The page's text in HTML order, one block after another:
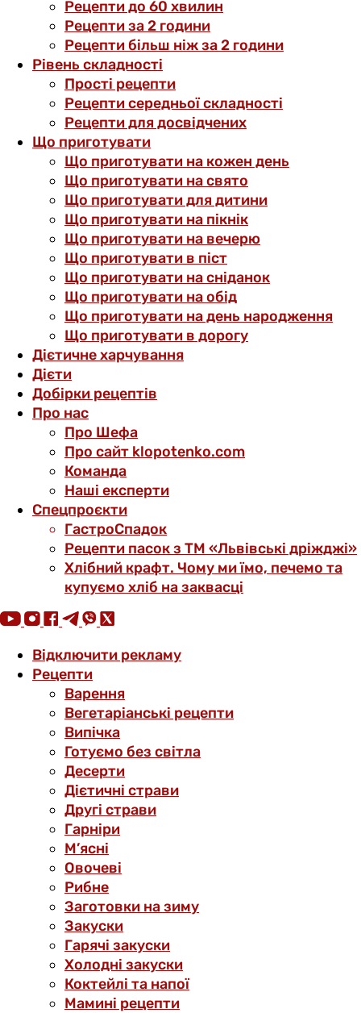
Рецепти до 60 хвилин
Рецепти за 2 години
Рецепти більш ніж за 2 години
Рівень складності
Прості рецепти
Рецепти середньої складності
Рецепти для досвідчених
Що приготувати
Що приготувати на кожен день
Що приготувати на свято
Що приготувати для дитини
Що приготувати на пікнік
Що приготувати на вечерю
Що приготувати в піст
Що приготувати на сніданок
Що приготувати на обід
Що приготувати на день народження
Що приготувати в дорогу
Дієтичне харчування
Дієти
Добірки рецептів
Про нас
Про Шефа
Про сайт klopotenko.com
Команда
Наші експерти
Спецпроєкти
ГастроСпадок
Рецепти пасок з ТМ «Львівські дріжджі»
Хлібний крафт. Чому ми їмо, печемо та
купуємо хліб на заквасці
Відключити рекламу
Рецепти
Варення
Вегетаріанські рецепти
Випічка
Готуємо без світла
Десерти
Дієтичні страви
Другі страви
Гарніри
М’ясні
Овочеві
Рибне
Заготовки на зиму
Закуски
Гарячі закуски
Холодні закуски
Коктейлі та напої
Мамині рецепти